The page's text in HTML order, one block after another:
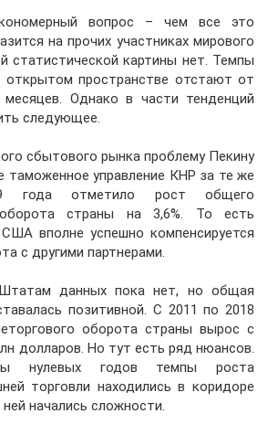
вопрос – чем все это
на прочих участниках мирового
статистической картины нет. Темпы
открытом пространстве отстают от
Однако в части тенденций
следующее.
сбытового рынка проблему Пекину
таможенное управление КНР за те же
года отметило рост общего
оборота страны на 3,6%. То есть
вполне успешно компенсируется
с другими партнерами.
данных пока нет, но общая
позитивной. С 2011 по 2018
оборота страны вырос с
долларов. Но тут есть ряд нюансов.
нулевых годов темпы роста
торговли находились в коридоре
начались сложности.